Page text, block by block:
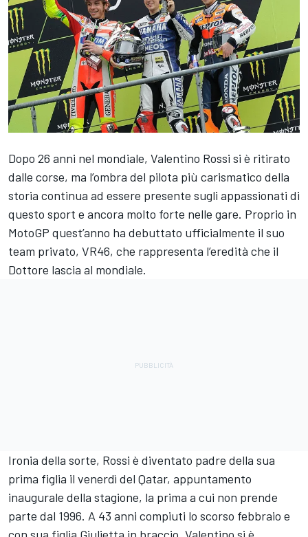
Dopo 26 anni nel mondiale, Valentino Rossi si è ritirato
dalle corse, ma l’ombra del pilota più carismatico della
storia continua ad essere presente sugli appassionati di
questo sport e ancora molto forte nelle gare. Proprio in
MotoGP quest’anno ha debuttato ufficialmente il suo
team privato, VR46, che rappresenta l’eredità che il
Dottore lascia al mondiale.
Ironia della sorte, Rossi è diventato padre della sua
prima figlia il venerdì del Qatar, appuntamento
inaugurale della stagione, la prima a cui non prende
parte dal 1996. A 43 anni compiuti lo scorso febbraio e